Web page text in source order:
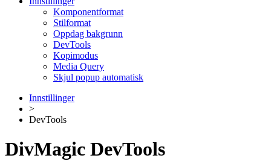
Komponentformat
Stilformat
Oppdag bakgrunn
DevTools
Kopimodus
Media Query
Skjul popup automatisk
Innstillinger
>
DevTools
DivMagic DevTools